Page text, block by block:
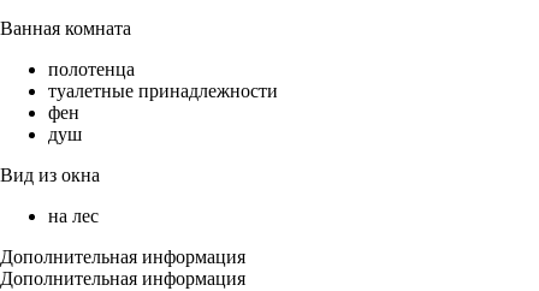
Ванная комната
полотенца
туалетные принадлежности
фен
душ
Вид из окна
на лес
Дополнительная информация
Дополнительная информация